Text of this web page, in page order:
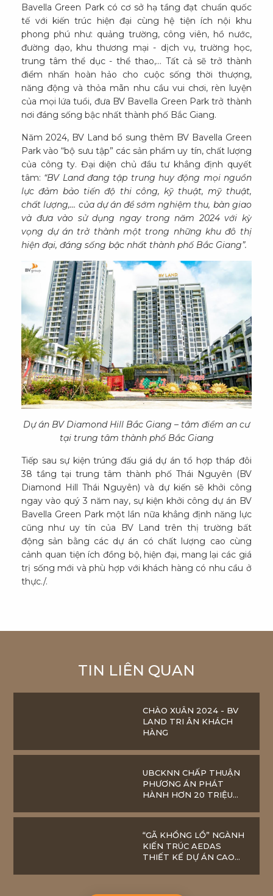
Bavella Green Park có cơ sở hạ tầng đạt chuẩn quốc
tế với kiến trúc hiện đại cùng hệ tiện ích nội khu
phong phú như: quảng trường, công viên, hồ nước,
đường dạo, khu thương mại - dịch vụ, trường học,
trung tâm thể dục - thể thao,... Tất cả sẽ trở thành
điểm nhấn hoàn hảo cho cuộc sống thời thượng,
năng động và thỏa mãn nhu cầu vui chơi, rèn luyện
của mọi lứa tuổi, đưa BV Bavella Green Park trở thành
nơi đáng sống bậc nhất thành phố Bắc Giang.
Năm 2024, BV Land bổ sung thêm BV Bavella Green
Park vào “bộ sưu tập” các sản phẩm uy tín, chất lượng
của công ty. Đại diện chủ đầu tư khẳng định quyết
tâm: “BV Land đang tập trung huy động mọi nguồn
lực đảm bảo tiến độ thi công, kỹ thuật, mỹ thuật,
chất lượng,… của dự án để sớm nghiệm thu, bàn giao
và đưa vào sử dụng ngay trong năm 2024 với kỳ
vọng dự án trở thành một trong những khu đô thị
hiện đại, đáng sống bậc nhất thành phố Bắc Giang”.
Dự án BV Diamond Hill Bắc Giang – tâm điểm an cư
tại trung tâm thành phố Bắc Giang
Tiếp sau sự kiện trúng đấu giá dự án tổ hợp tháp đôi
38 tầng tại trung tâm thành phố Thái Nguyên (BV
Diamond Hill Thái Nguyên) và dự kiến sẽ khởi công
ngay vào quý 3 năm nay, sự kiện khởi công dự án BV
Bavella Green Park một lần nữa khẳng định năng lực
cũng như uy tín của BV Land trên thị trường bất
động sản bằng các dự án có chất lượng cao cùng
cảnh quan tiện ích đồng bộ, hiện đại, mang lại các giá
trị sống mới và phù hợp với khách hàng có nhu cầu ở
thực./.
TIN LIÊN QUAN
CHÀO XUÂN 2024 - BV
LAND TRI ÂN KHÁCH
HÀNG
UBCKNN CHẤP THUẬN
PHƯƠNG ÁN PHÁT
HÀNH HƠN 20 TRIỆU
(BVL,UPCOM)
“GÃ KHỔNG LỒ” NGÀNH
KIẾN TRÚC AEDAS
THIẾT KẾ DỰ ÁN CAO